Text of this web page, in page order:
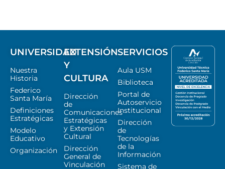
UNIVERSIDAD
Nuestra
Historia
Federico
Santa María
Definiciones
Estratégicas
Modelo
Educativo
Organización
EXTENSIÓN
Y
CULTURA
Dirección
de
Comunicaciones
Estratégicas
y Extensión
Cultural
Dirección
General de
Vinculación
SERVICIOS
Aula USM
Biblioteca
Portal de
Autoservicio
Institucional
Dirección
de
Tecnologías
de la
Información
Sistema de